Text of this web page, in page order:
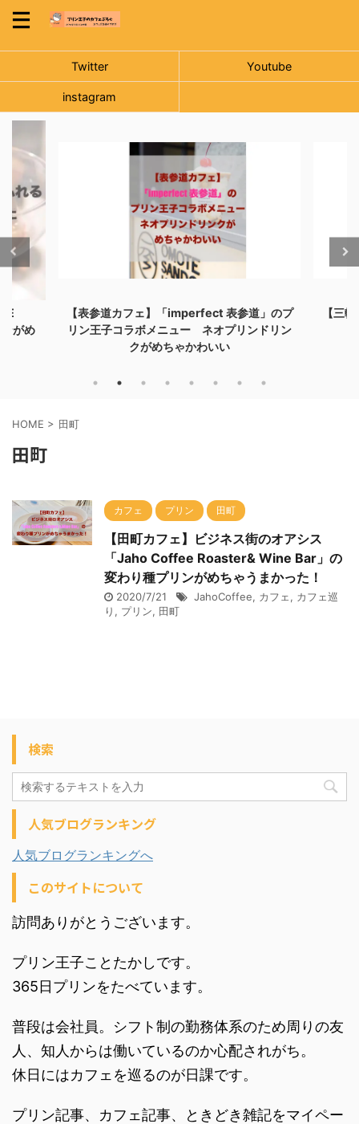
Twitter Youtube
instagram
がめ
【表参道カフェ】「imperfect 表参道」のプ
リン王子コラボメニュー ネオプリンドリン
クがめちゃかわいい
【三
HOME > 田町
田町
カフェ プリン 田町
【田町カフェ】ビジネス街のオアシス
「Jaho Coffee Roaster& Wine Bar」の
変わり種プリンがめちゃうまかった！
2020/7/21 JahoCoffee, カフェ, カフェ巡
り , プリン, 田町
検索
人気ブログランキング
人気ブログランキングへ
このサイトについて
訪問ありがとうございます。
プリン王子ことたかしです。
365日プリンをたべています。
普段は会社員。シフト制の勤務体系のため周りの友
人、知人からは働いているのか心配されがち。
休日にはカフェを巡るのが日課です。
プリン記事、カフェ記事、ときどき雑記をマイペー